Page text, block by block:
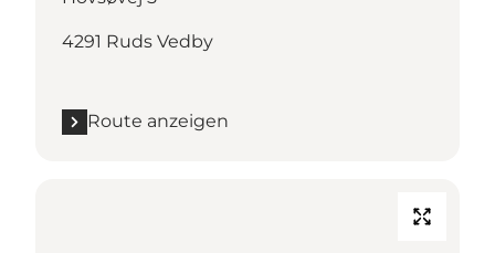
4291 Ruds Vedby
Route anzeigen